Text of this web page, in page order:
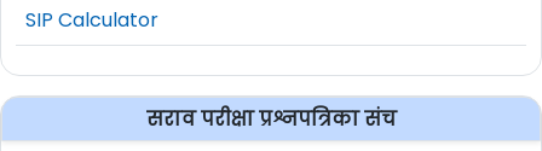
SIP Calculator
सराव परीक्षा प्रश्नपत्रिका संच